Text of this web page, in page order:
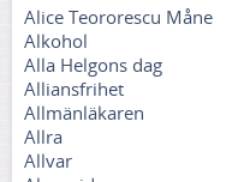
Alice Teororescu Måne
Alkohol
Alla Helgons dag
Alliansfrihet
Allmänläkaren
Allra
Allvar